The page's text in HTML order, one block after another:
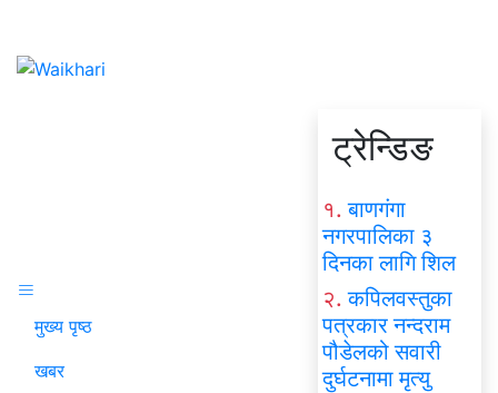
मुख्य पृष्ठ
खबर
ट्रेन्डिङ
१. बाणगंगा
नगरपालिका ३
दिनका लागि शिल
२. कपिलवस्तुका
पत्रकार नन्दराम
पौडेलको सवारी
दुर्घटनामा मृत्यु